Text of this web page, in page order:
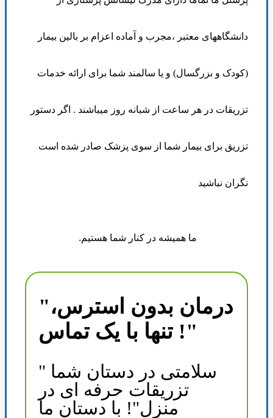
دانشگاههای معتبر ،مجرب و آماده اعزام بر بالین بیمار
(کودک و بزرگسال) و یا سالمند شما برای ارائه خدمات
تزریقات در هر ساعت از شبانه روز میباشند . اگر دستور
تزریق برای بیمار شما از سوی پزشک صادر شده است
نگران نباشید
ما همیشه در کنار شما هستیم.
"درمان بدون استرس،
تنها با یک تماس !"
سلامتی در دستان شما "
تزریقات حرفه ای در
منزل"! با دستان ما